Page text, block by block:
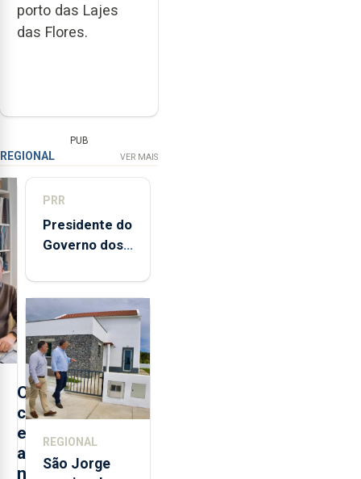
porto das Lajes
das Flores.
PUB
REGIONAL VER MAIS
O
c
e
a
n
PRR
Presidente do
Governo dos
destaca
execução e
modernização
da saúde
REGIONAL
São Jorge